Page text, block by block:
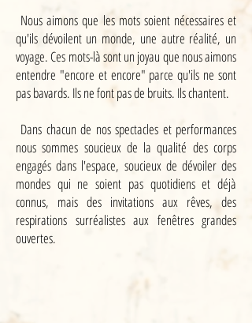
Nous aimons que les mots soient nécessaires et
qu'ils dévoilent un monde, une autre réalité, un
voyage. Ces mots-là sont un joyau que nous aimons
entendre "encore et encore" parce qu'ils ne sont
pas bavards. Ils ne font pas de bruits. Ils chantent.
Dans chacun de nos spectacles et performances
nous sommes soucieux de la qualité des corps
engagés dans l'espace, soucieux de dévoiler des
mondes qui ne soient pas quotidiens et déjà
connus, mais des invitations aux rêves, des
respirations surréalistes aux fenêtres grandes
ouvertes.